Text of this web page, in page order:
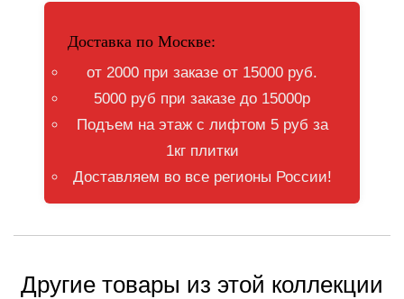
Доставка по Москве:
от 2000 при заказе от 15000 руб.
5000 руб при заказе до 15000р
Подъем на этаж с лифтом 5 руб за
1кг плитки
Доставляем во все регионы России!
Другие товары из этой коллекции